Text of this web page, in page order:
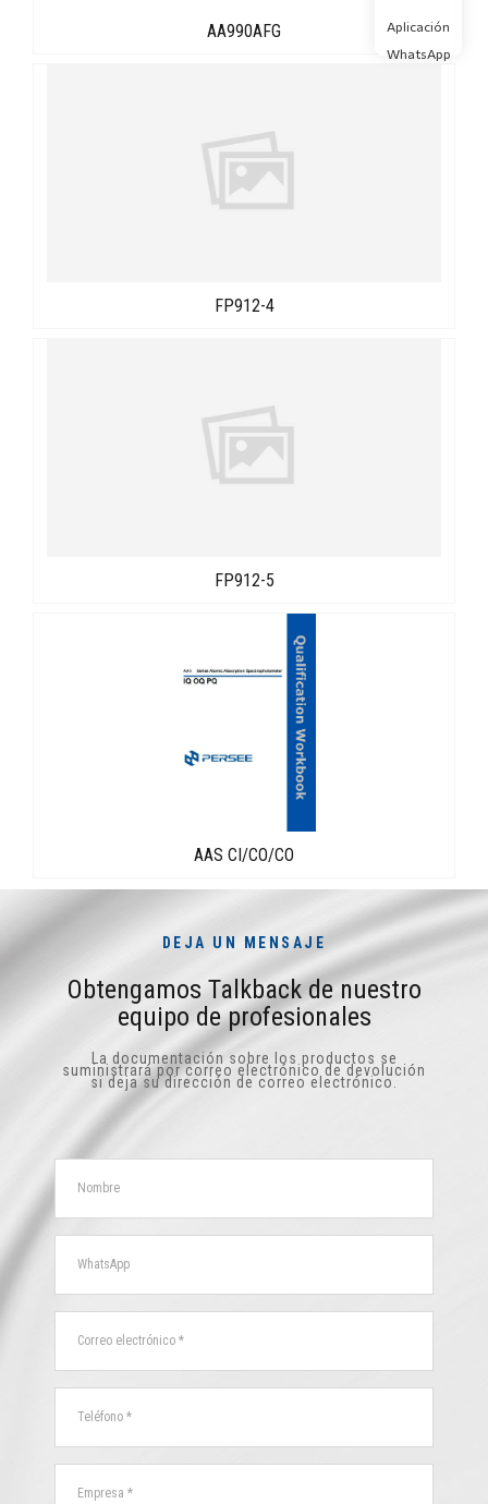
AA990AFG
FP912-4
FP912-5
AAS CI/CO/CO
DEJA UN MENSAJE
Obtengamos Talkback de nuestro
equipo de profesionales
La documentación sobre los productos se
suministrará por correo electrónico de devolución
si deja su dirección de correo electrónico.
Aplicación
WhatsApp